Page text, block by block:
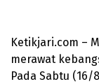
Ketikjari.com –
merawat
Pada Sabtu